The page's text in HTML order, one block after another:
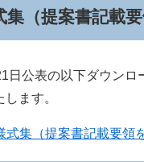
集（提案書記載
日公表の以下ダウン
ます。
式集（提案書記載要領